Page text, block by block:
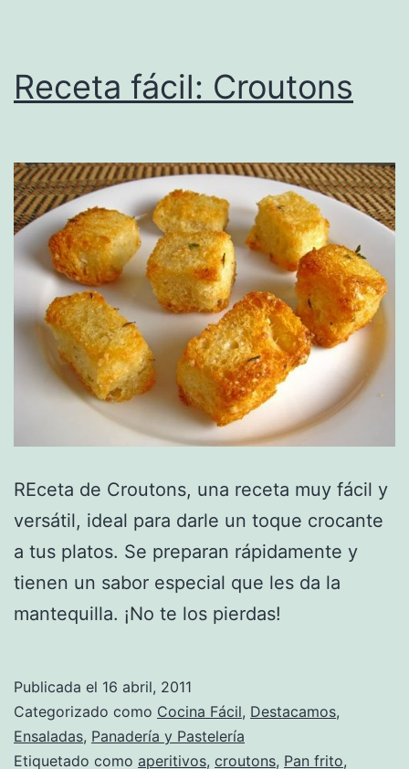
Receta fácil: Croutons
REceta de Croutons, una receta muy fácil y
versátil, ideal para darle un toque crocante
a tus platos. Se preparan rápidamente y
tienen un sabor especial que les da la
mantequilla. ¡No te los pierdas!
Publicada el 16 abril, 2011
Categorizado como Cocina Fácil, Destacamos,
Ensaladas, Panadería y Pastelería
Etiquetado como aperitivos, croutons, Pan frito,